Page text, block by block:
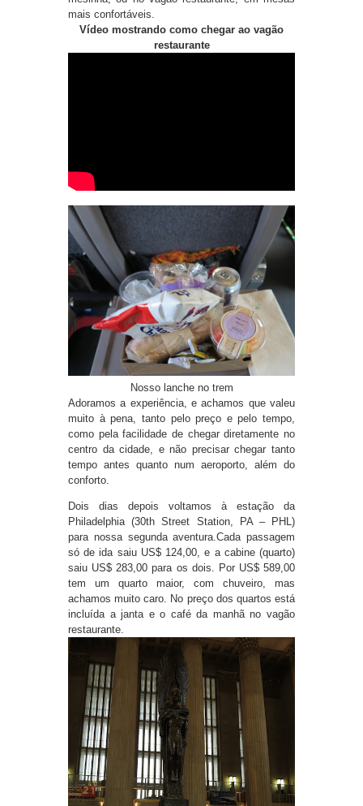
mais confortáveis.
Vídeo mostrando como chegar ao vagão
restaurante
Nosso lanche no trem
Adoramos a experiência, e achamos que valeu
muito à pena, tanto pelo preço e pelo tempo,
como pela facilidade de chegar diretamente no
centro da cidade, e não precisar chegar tanto
tempo antes quanto num aeroporto, além do
conforto.
Dois dias depois voltamos à estação da
Philadelphia (30th Street Station, PA – PHL)
para nossa segunda aventura.Cada passagem
só de ida saiu US$ 124,00, e a cabine (quarto)
saiu US$ 283,00 para os dois. Por US$ 589,00
tem um quarto maior, com chuveiro, mas
achamos muito caro. No preço dos quartos está
incluída a janta e o café da manhã no vagão
restaurante.